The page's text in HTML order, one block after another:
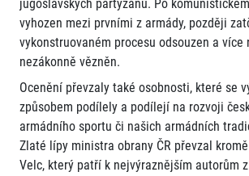
jugoslávských partyzánů. Po
vyhozen mezi prvními z armády, později
vykonstruovaném procesu odsouzen a více
nezákonně vězněn.
Ocenění převzaly také osobnosti, které se
způsobem podílely a podílejí na rozvoji
armádního sportu či našich armádních
Zlaté lípy ministra obrany ČR převzal
Velc, který patří k nejvýraznějším autorům